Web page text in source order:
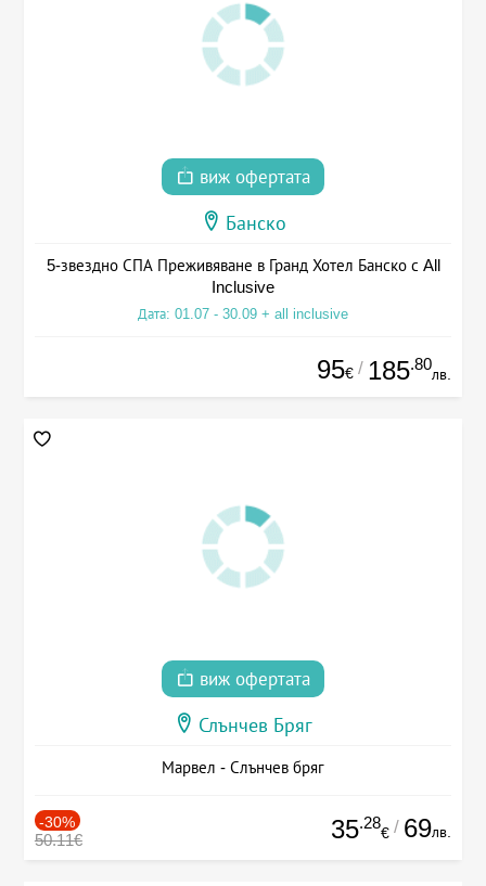
виж офертата
Банско
5-звездно СПА Преживяване в Гранд Хотел Банско с All
Inclusive
Дата: 01.07 - 30.09 + all inclusive
95€ / 185.80
лв.
виж офертата
Слънчев Бряг
Марвел - Слънчев бряг
-30%
50.11€ 35.28
€ / 69лв.